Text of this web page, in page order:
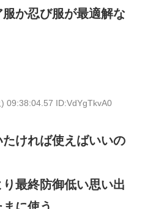
か忍び服が最適解な
09:38:04.57 ID:VdYgTkvA0
ければ使えばいいの
最終防御低い思い出